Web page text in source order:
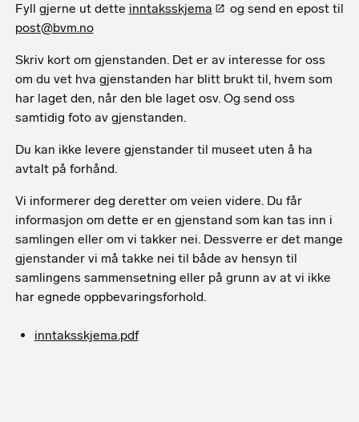
Fyll gjerne ut dette inntaksskjema
og send en epost til
post@bvm.no
Skriv kort om gjenstanden. Det er av interesse for oss
om du vet hva gjenstanden har blitt brukt til, hvem som
har laget den, når den ble laget osv. Og send oss
samtidig foto av gjenstanden.
Du kan ikke levere gjenstander til museet uten å ha
avtalt på forhånd.
Vi informerer deg deretter om veien videre. Du får
informasjon om dette er en gjenstand som kan tas inn i
samlingen eller om vi takker nei. Dessverre er det mange
gjenstander vi må takke nei til både av hensyn til
samlingens sammensetning eller på grunn av at vi ikke
har egnede oppbevaringsforhold.
inntaksskjema.pdf